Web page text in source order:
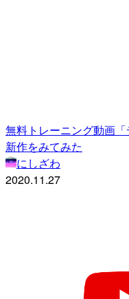
無料トレーニング動画
新作をみてみた
にしざわ
2020.11.27